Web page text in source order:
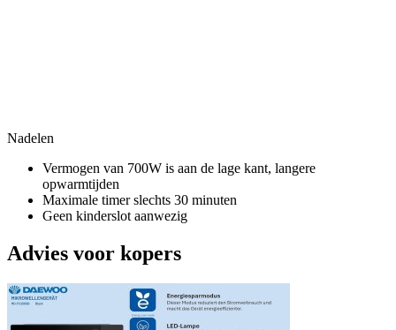
Nadelen
Vermogen van 700W is aan de lage kant, langere
opwarmtijden
Maximale timer slechts 30 minuten
Geen kinderslot aanwezig
Advies voor kopers